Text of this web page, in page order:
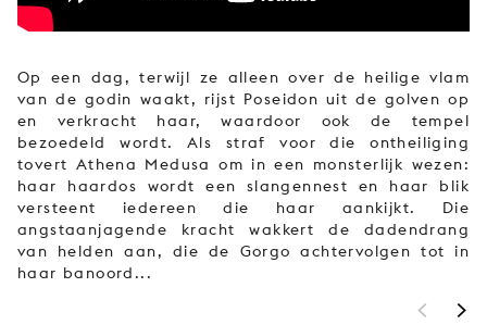
Op een dag, terwijl ze alleen over de heilige vlam
van de godin waakt, rijst Poseidon uit de golven op
en verkracht haar, waardoor ook de tempel
bezoedeld wordt. Als straf voor die ontheiliging
tovert Athena Medusa om in een monsterlijk wezen:
haar haardos wordt een slangennest en haar blik
versteent iedereen die haar aankijkt. Die
angstaanjagende kracht wakkert de dadendrang
van helden aan, die de Gorgo achtervolgen tot in
haar banoord...
< >